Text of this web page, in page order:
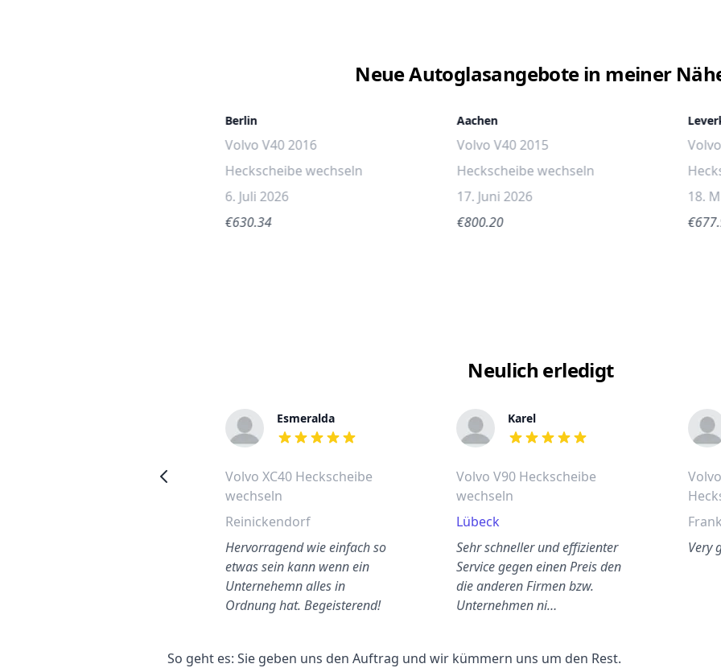
Neue Autoglasangebote in meiner
Berlin
Volvo V40 2016
Heckscheibe wechseln
6. Juli 2026
€630.34
Aachen
Volvo V40 2015
Heckscheibe wechseln
17. Juni 2026
€800.20
18.
Neulich erledigt
Esmeralda
out of 5 stars
Volvo XC40 Heckscheibe
wechseln
Reinickendorf
Hervorragend wie einfach so
etwas sein kann wenn ein
Unternehemn alles in
Ordnung hat. Begeisterend!
Karel
out of 5 stars
Volvo V90 Heckscheibe
wechseln
Lübeck
Sehr schneller und effizienter
Service gegen einen Preis den
die anderen Firmen bzw.
Unternehmen ni…
Very
So geht es: Sie geben uns den Auftrag und wir kümmern uns um den Rest.